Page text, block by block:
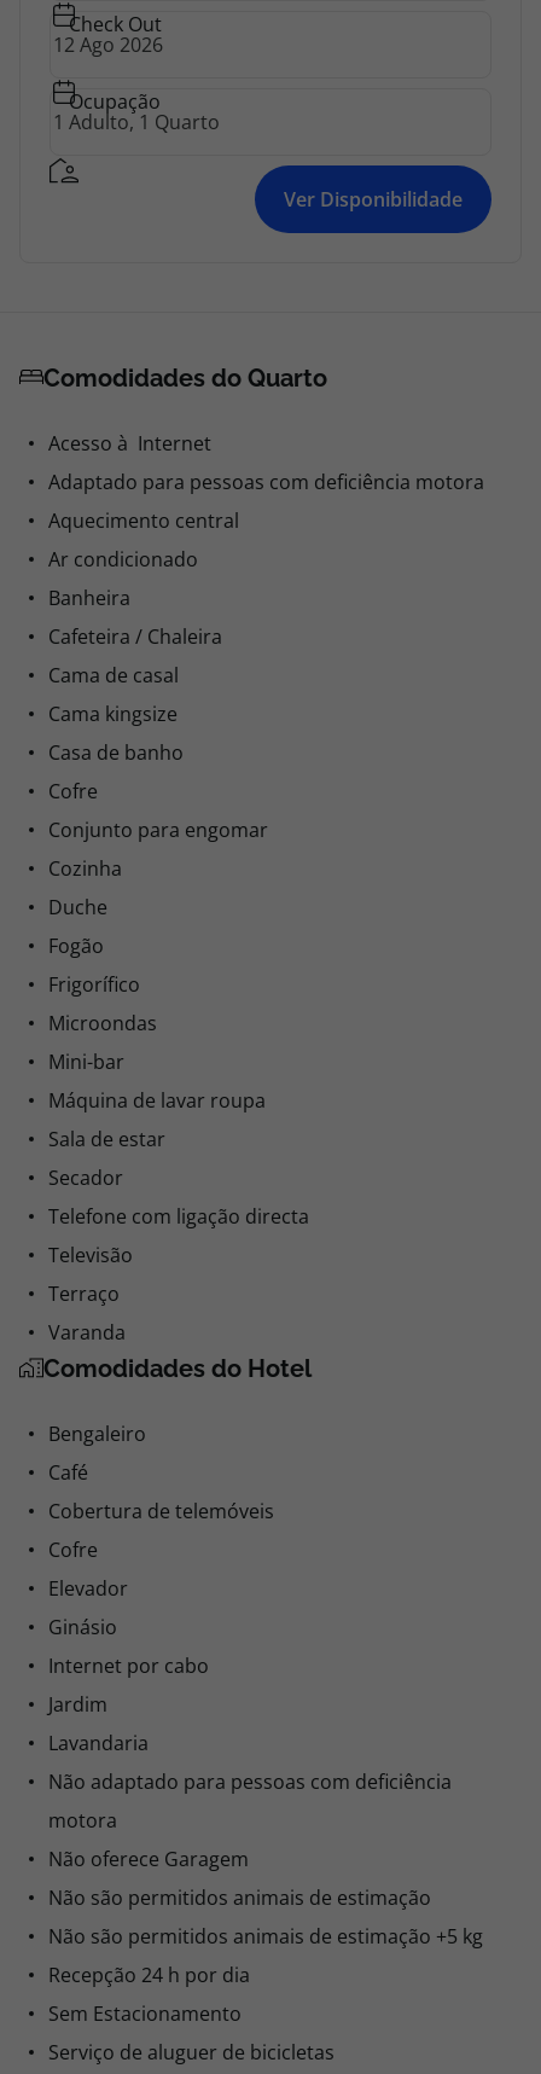
Check Out
Ocupação
Ver Disponibilidade
Comodidades do Quarto
Acesso à Internet
Adaptado para pessoas com deficiência motora
Aquecimento central
Ar condicionado
Banheira
Cafeteira / Chaleira
Cama de casal
Cama kingsize
Casa de banho
Cofre
Conjunto para engomar
Cozinha
Duche
Fogão
Frigorífico
Microondas
Mini-bar
Máquina de lavar roupa
Sala de estar
Secador
Telefone com ligação directa
Televisão
Terraço
Varanda
Comodidades do Hotel
Bengaleiro
Café
Cobertura de telemóveis
Cofre
Elevador
Ginásio
Internet por cabo
Jardim
Lavandaria
Não adaptado para pessoas com deficiência
motora
Não oferece Garagem
Não são permitidos animais de estimação
Não são permitidos animais de estimação +5 kg
Recepção 24 h por dia
Sem Estacionamento
Serviço de aluguer de bicicletas